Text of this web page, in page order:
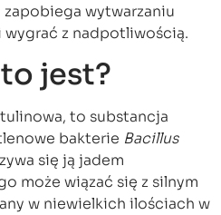
wytwarzaniu
z nadpotliwością.
jest?
to substancja
bakterie Bacillus
się ją jadem
może wiązać się z silnym
w niewielkich ilościach w